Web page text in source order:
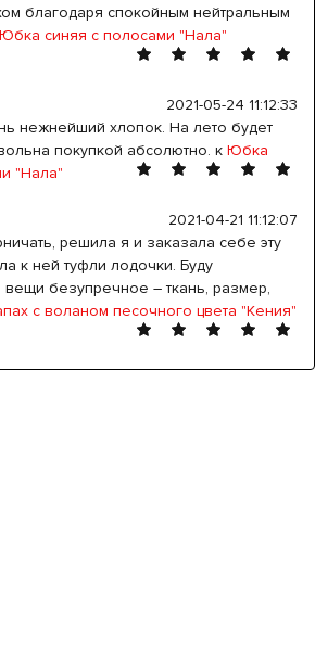
благодаря спокойным нейтральным
Юбка синяя с полосами "Нала"
2021-05-24 11:12:33
нежнейший хлопок. На лето будет
покупкой абсолютно. к Юбка
"Нала"
2021-04-21 11:12:07
решила я и заказала себе эту
к ней туфли лодочки. Буду
вещи безупречное – ткань, размер,
с воланом песочного цвета "Кения"